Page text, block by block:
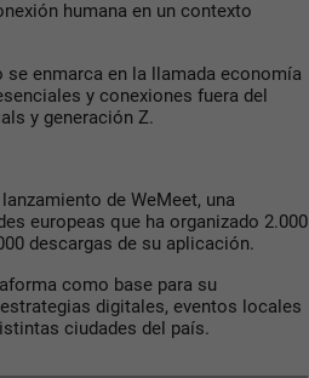
humana en un contexto
enmarca en la llamada economía
y conexiones fuera del
y generación Z.
de WeMeet, una
europeas que ha organizado 2.000
descargas de su aplicación.
como base para su
digitales, eventos locales
ciudades del país.